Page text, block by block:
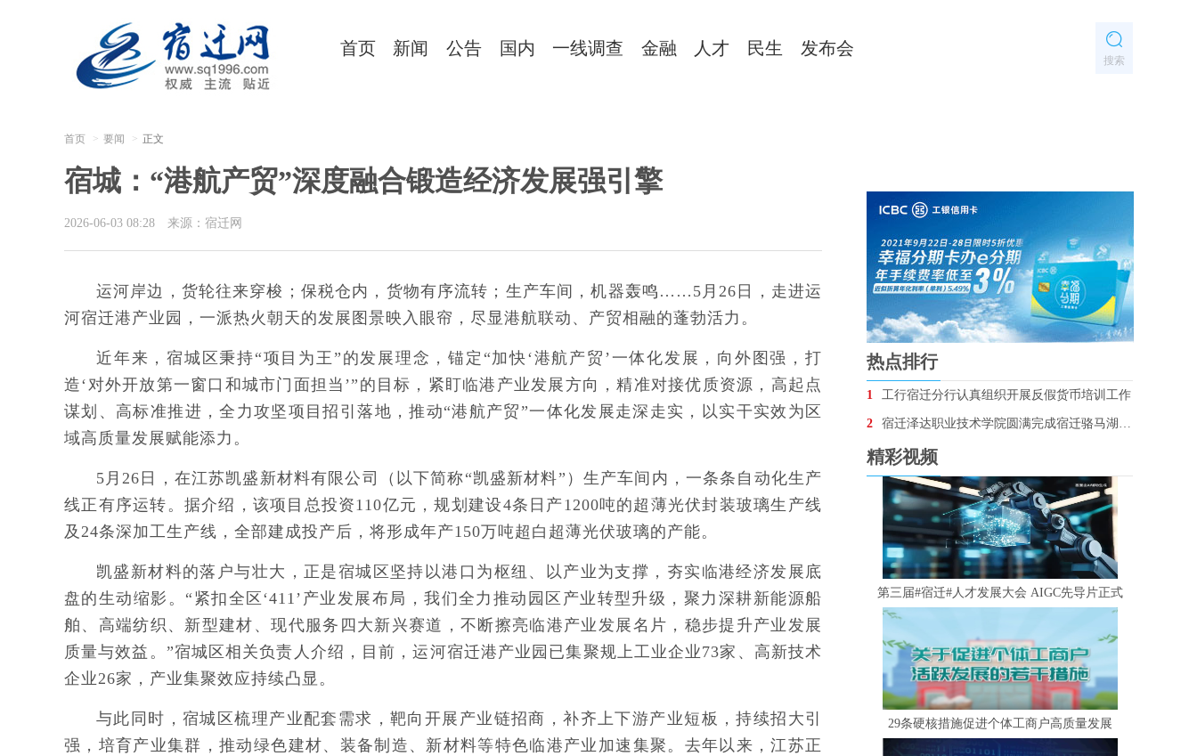
首页 新闻 公告 国内 一线调查 金融 人才 民生 发布会
搜索
首页 要闻 正文
宿城：“港航产贸”深度融合锻造经济发展强引擎
2026-06-03 08:28 来源：宿迁网
运河岸边，货轮往来穿梭；保税仓内，货物有序流转；生产车间，机器轰鸣……5月26日，走进运
河宿迁港产业园，一派热火朝天的发展图景映入眼帘，尽显港航联动、产贸相融的蓬勃活力。
近年来，宿城区秉持“项目为王”的发展理念，锚定“加快‘港航产贸’一体化发展，向外图强，打
造‘对外开放第一窗口和城市门面担当’”的目标，紧盯临港产业发展方向，精准对接优质资源，高起点
谋划、高标准推进，全力攻坚项目招引落地，推动“港航产贸”一体化发展走深走实，以实干实效为区
域高质量发展赋能添力。
5月26日，在江苏凯盛新材料有限公司（以下简称“凯盛新材料”）生产车间内，一条条自动化生产
线正有序运转。据介绍，该项目总投资110亿元，规划建设4条日产1200吨的超薄光伏封装玻璃生产线
及24条深加工生产线，全部建成投产后，将形成年产150万吨超白超薄光伏玻璃的产能。
凯盛新材料的落户与壮大，正是宿城区坚持以港口为枢纽、以产业为支撑，夯实临港经济发展底
盘的生动缩影。“紧扣全区‘411’产业发展布局，我们全力推动园区产业转型升级，聚力深耕新能源船
舶、高端纺织、新型建材、现代服务四大新兴赛道，不断擦亮临港产业发展名片，稳步提升产业发展
质量与效益。”宿城区相关负责人介绍，目前，运河宿迁港产业园已集聚规上工业企业73家、高新技术
企业26家，产业集聚效应持续凸显。
与此同时，宿城区梳理产业配套需求，靶向开展产业链招商，补齐上下游产业短板，持续招大引
强，培育产业集群，推动绿色建材、装备制造、新材料等特色临港产业加速集聚。去年以来，江苏正
热点排行
1 工行宿迁分行认真组织开展反假货币培训工作
2 宿迁泽达职业技术学院圆满完成宿迁骆马湖•银河左岸音乐节安保任务
精彩视频
第三届#宿迁#人才发展大会 AIGC先导片正式
29条硬核措施促进个体工商户高质量发展